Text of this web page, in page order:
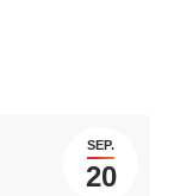
SEP.
20